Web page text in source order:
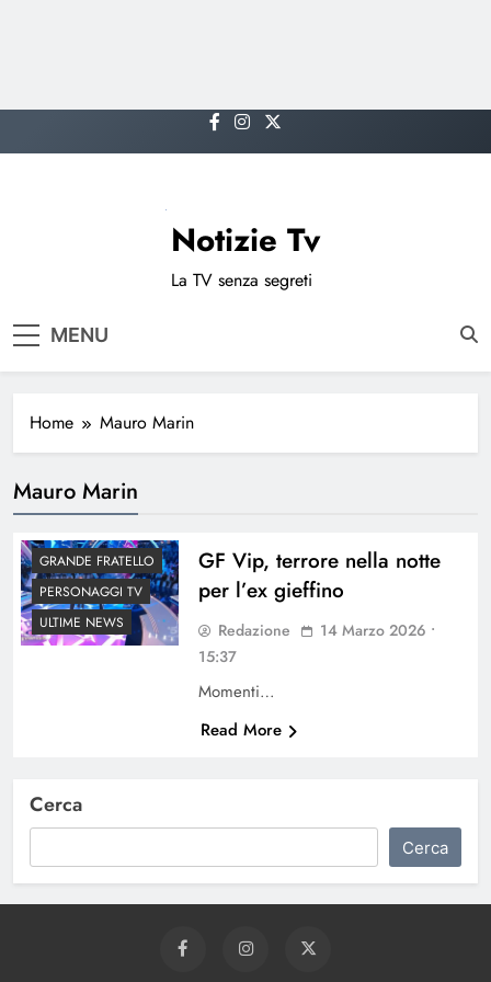
to
Notizie Tv
La TV senza segreti
MENU
Home Mauro Marin
Mauro Marin
GRANDE FRATELLO
PERSONAGGI TV
ULTIME NEWS
GF Vip, terrore nella notte
per l’ex gieffino
Redazione
14 Marzo 2026 •
15:37
Momenti…
Read More
Cerca
Cerca